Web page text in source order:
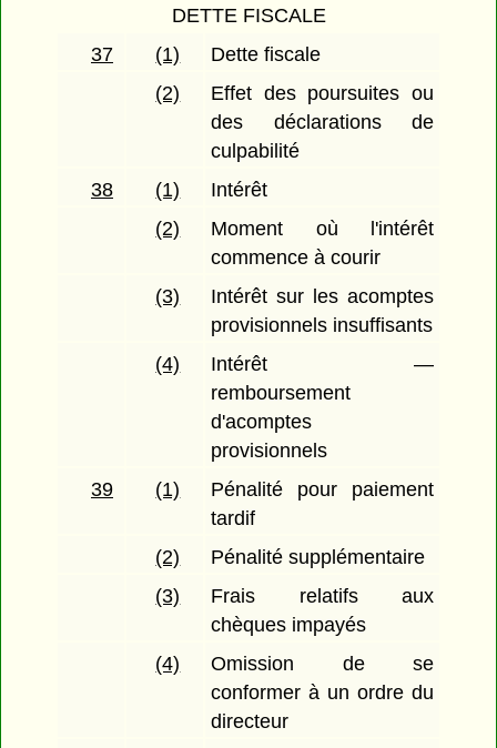
DETTE FISCALE
37
(1)
Dette fiscale
(2)
Effet des poursuites ou
des déclarations de
culpabilité
38
(1)
Intérêt
(2)
Moment où l'intérêt
commence à courir
(3)
Intérêt sur les acomptes
provisionnels insuffisants
(4)
Intérêt —
remboursement
d'acomptes
provisionnels
39
(1)
Pénalité pour paiement
tardif
(2)
Pénalité supplémentaire
(3)
Frais relatifs aux
chèques impayés
(4)
Omission de se
conformer à un ordre du
directeur